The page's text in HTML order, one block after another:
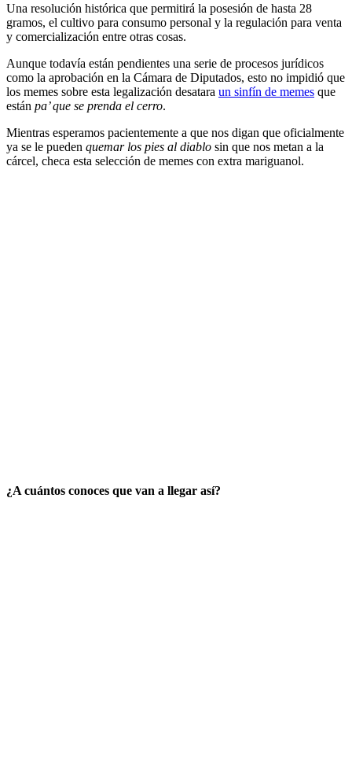
Una resolución histórica que permitirá la posesión de hasta 28
gramos, el cultivo para consumo personal y la regulación para venta
y comercialización entre otras cosas.
Aunque todavía están pendientes una serie de procesos jurídicos
como la aprobación en la Cámara de Diputados, esto no impidió que
los memes sobre esta legalización desatara un sinfín de memes que
están pa’ que se prenda el cerro.
Mientras esperamos pacientemente a que nos digan que oficialmente
ya se le pueden quemar los pies al diablo sin que nos metan a la
cárcel, checa esta selección de memes con extra mariguanol.
¿A cuántos conoces que van a llegar así?